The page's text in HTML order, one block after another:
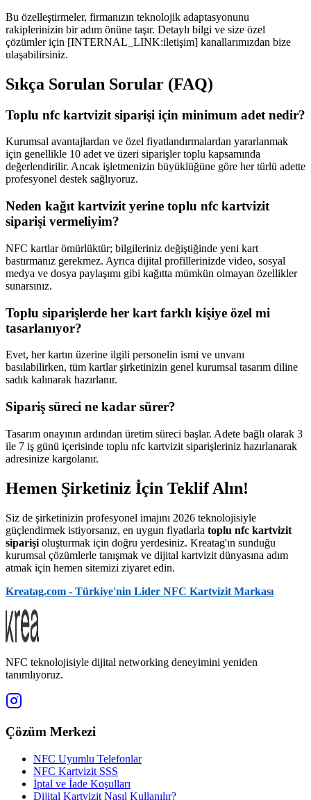
Bu özelleştirmeler, firmanızın teknolojik adaptasyonunu
rakiplerinizin bir adım önüne taşır. Detaylı bilgi ve size özel
çözümler için [INTERNAL_LINK:iletişim] kanallarımızdan bize
ulaşabilirsiniz.
Sıkça Sorulan Sorular (FAQ)
Toplu nfc kartvizit siparişi için minimum adet nedir?
Kurumsal avantajlardan ve özel fiyatlandırmalardan yararlanmak
için genellikle 10 adet ve üzeri siparişler toplu kapsamında
değerlendirilir. Ancak işletmenizin büyüklüğüne göre her türlü adette
profesyonel destek sağlıyoruz.
Neden kağıt kartvizit yerine toplu nfc kartvizit
siparişi vermeliyim?
NFC kartlar ömürlüktür; bilgileriniz değiştiğinde yeni kart
bastırmanız gerekmez. Ayrıca dijital profillerinizde video, sosyal
medya ve dosya paylaşımı gibi kağıtta mümkün olmayan özellikler
sunarsınız.
Toplu siparişlerde her kart farklı kişiye özel mi
tasarlanıyor?
Evet, her kartın üzerine ilgili personelin ismi ve unvanı
basılabilirken, tüm kartlar şirketinizin genel kurumsal tasarım diline
sadık kalınarak hazırlanır.
Sipariş süreci ne kadar sürer?
Tasarım onayının ardından üretim süreci başlar. Adete bağlı olarak 3
ile 7 iş günü içerisinde toplu nfc kartvizit siparişleriniz hazırlanarak
adresinize kargolanır.
Hemen Şirketiniz İçin Teklif Alın!
Siz de şirketinizin profesyonel imajını 2026 teknolojisiyle
güçlendirmek istiyorsanız, en uygun fiyatlarla toplu nfc kartvizit
siparişi oluşturmak için doğru yerdesiniz. Kreatag'ın sunduğu
kurumsal çözümlerle tanışmak ve dijital kartvizit dünyasına adım
atmak için hemen sitemizi ziyaret edin.
Kreatag.com - Türkiye'nin Lider NFC Kartvizit Markası
NFC teknolojisiyle dijital networking deneyimini yeniden
tanımlıyoruz.
Çözüm Merkezi
NFC Uyumlu Telefonlar
NFC Kartvizit SSS
İptal ve İade Koşulları
Dijital Kartvizit Nasıl Kullanılır?